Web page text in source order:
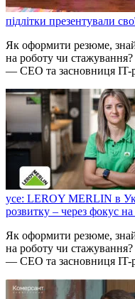
підлітки презентували
Як оформити резюме,
на роботу чи
— CEO та засновниця IT-
усе: LEROY MERLIN в
розвитку – через фокус на
Як оформити резюме,
на роботу чи
— CEO та засновниця IT-